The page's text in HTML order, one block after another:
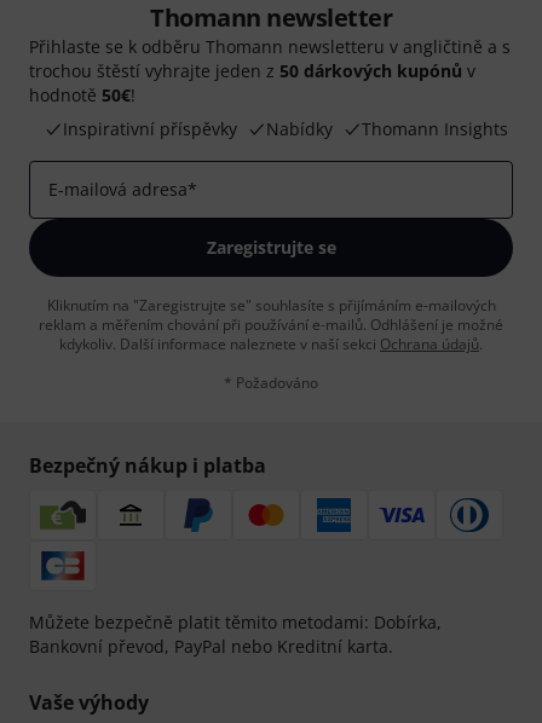
Thomann newsletter
Přihlaste se k odběru Thomann newsletteru v angličtině a s
trochou štěstí vyhrajte jeden z 50 dárkových kupónů v
hodnotě 50€!
Inspirativní příspěvky
Nabídky Thomann Insights
E-mailová adresa*
Zaregistrujte se
Kliknutím na "Zaregistrujte se" souhlasíte s přijímáním e-mailových
reklam a měřením chování při používání e-mailů. Odhlášení je možné
kdykoliv. Další informace naleznete v naší sekci Ochrana údajů.
* Požadováno
Bezpečný nákup i platba
Můžete bezpečně platit těmito metodami: Dobírka,
Bankovní převod, PayPal nebo Kreditní karta.
Vaše výhody